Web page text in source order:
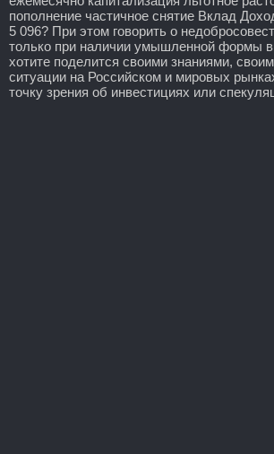
пополнение частичное снятие Вклад
5 096? При этом говорить о
только при наличии умышленной формы
хотите поделится своими знаниями,
ситуации на Российском и мировых
точку зрения об инвестициях или